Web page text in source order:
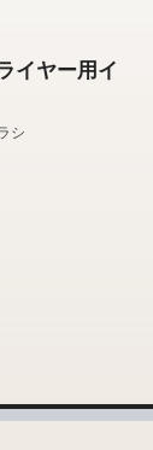
イヤー用イ
シ